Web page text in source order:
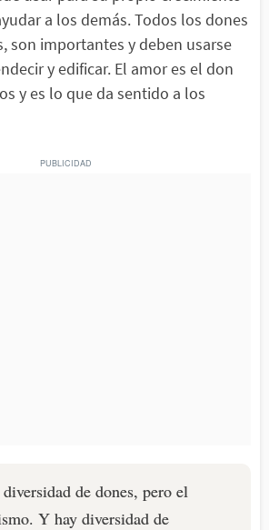
a los demás. Todos los dones
son importantes y deben usarse
y edificar. El amor es el don
y es lo que da sentido a los
de dones, pero el
Y hay diversidad de